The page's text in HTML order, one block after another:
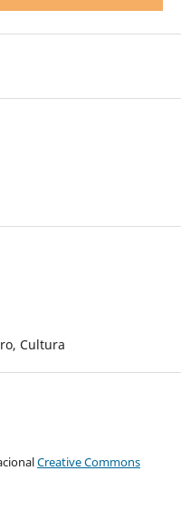
Cultura
Creative Commons